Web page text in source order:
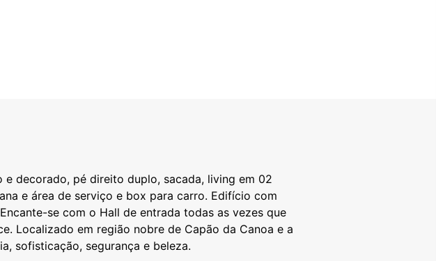
decorado, pé direito duplo, sacada, living em 02
e área de serviço e box para carro. Edifício com
se com o Hall de entrada todas as vezes que
Localizado em região nobre de Capão da Canoa e a